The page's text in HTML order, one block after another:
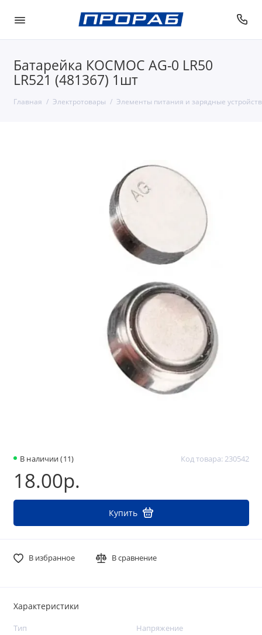
Батарейка КОСМОС AG-0 LR50
LR521 (481367) 1шт
Главная Электротовары Элементы питания и зарядные
В наличии (11) Код товара: 230542
18.00р.
Купить
В избранное В сравнение
Характеристики
Тип Напряжение